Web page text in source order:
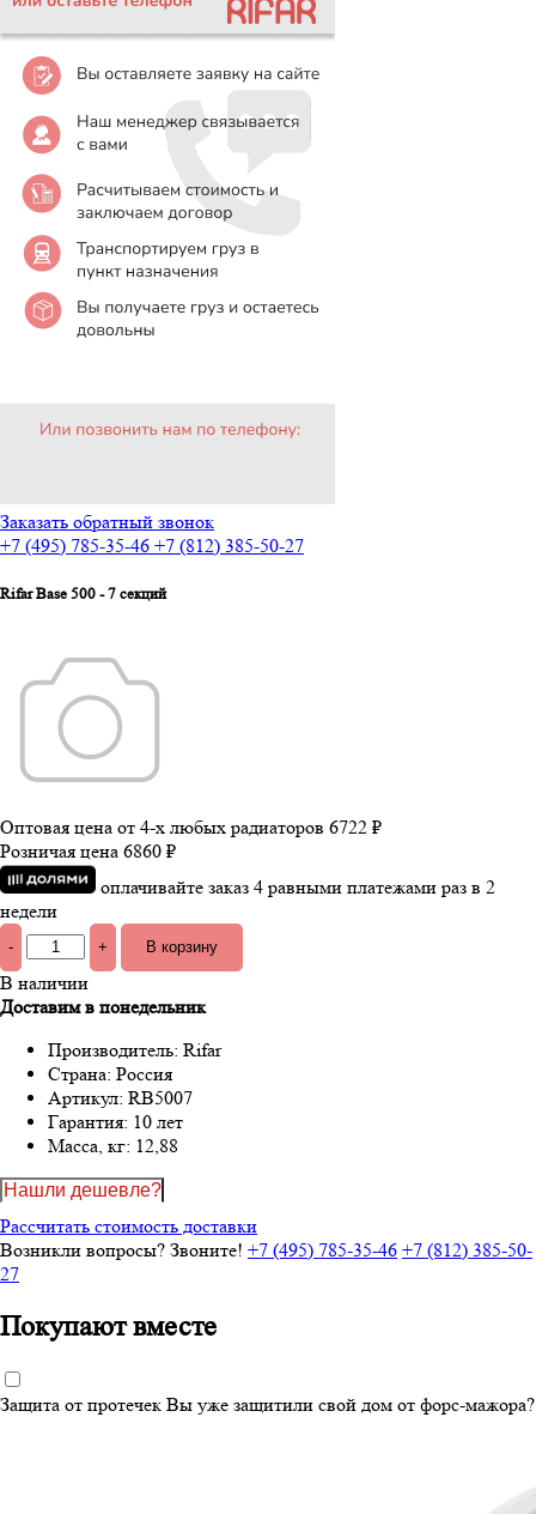
Заказать обратный звонок
+7 (495) 785-35-46 +7 (812) 385-50-27
Rifar Base 500 - 7 секций
Оптовая цена от 4-х любых радиаторов 6722 ₽
Розничая цена 6860 ₽
оплачивайте заказ 4 равными платежами раз в 2
недели
- +
В наличии
Доставим в понедельник
Производитель: Rifar
Страна: Россия
Артикул: RB5007
Гарантия: 10 лет
Масса, кг: 12,88
Нашли дешевле?
Рассчитать стоимость доставки
Возникли вопросы? Звоните! +7 (495) 785-35-46 +7 (812) 385-50-
27
Покупают вместе
Защита от протечек Вы уже защитили свой дом от форс-мажора?